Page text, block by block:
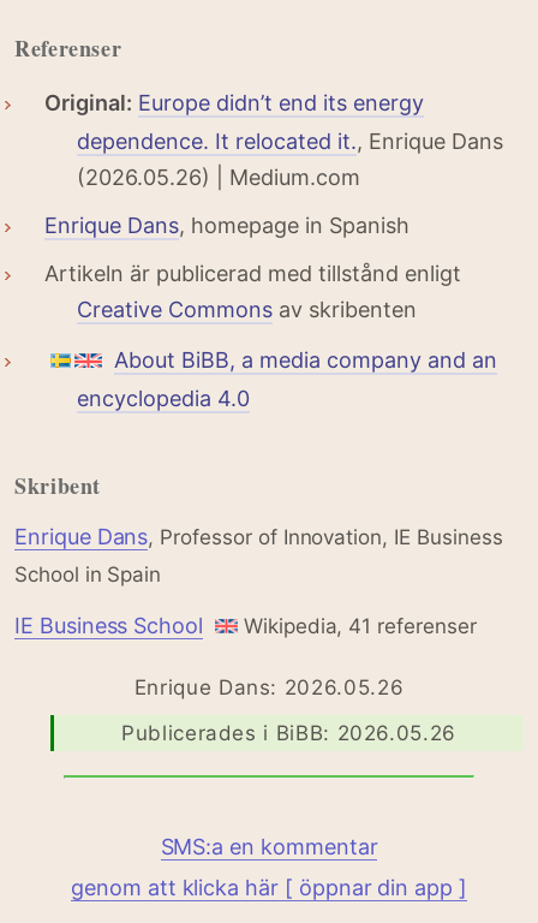
Referenser
Original: Europe didn’t end its energy
dependence. It relocated it., Enrique Dans
(2026.05.26) | Medium.com
Enrique Dans, homepage in Spanish
Artikeln är publicerad med tillstånd enligt
Creative Commons av skribenten
About BiBB, a media company and an
encyclopedia 4.0
Skribent
Enrique Dans, Professor of Innovation, IE Business
School in Spain
IE Business School Wikipedia, 41 referenser
Enrique Dans: 2026.05.26
Publicerades i BiBB: 2026.05.26
SMS:a en kommentar
genom att klicka här [ öppnar din app ]